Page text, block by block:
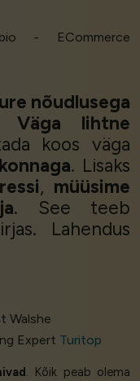
- ECommerce
nõudlusega
Väga lihtne
koos väga
. Lisaks
, müüsime
. See teeb
Lahendus
Walshe
Expert Turitop
. Kõik peab olema